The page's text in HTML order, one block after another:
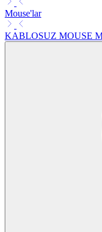
Mouse'lar
KABLOSUZ MOUSE